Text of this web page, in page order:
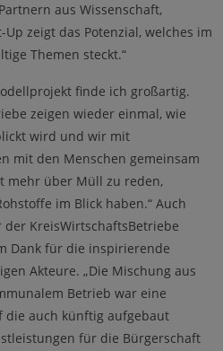
aus Wissenschaft,
zeigt das Potenzial, welches im
Themen steckt.“
finde ich großartig.
zeigen wieder einmal, wie
wird und wir mit
mit den Menschen gemeinsam
mehr über Müll zu reden,
im Blick haben.“ Auch
KreisWirtschaftsBetriebe
Dank für die inspirierende
Akteure. „Die Mischung aus
Betrieb war eine
die auch künftig aufgebaut
für die Bürgerschaft